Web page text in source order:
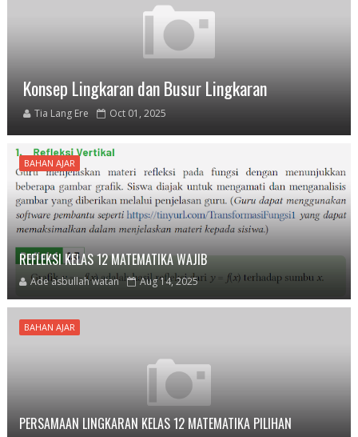
Konsep Lingkaran dan Busur Lingkaran
Tia Lang Ere Oct 01, 2025
BAHAN AJAR
REFLEKSI KELAS 12 MATEMATIKA WAJIB
Ade asbullah watan Aug 14, 2025
BAHAN AJAR
PERSAMAAN LINGKARAN KELAS 12 MATEMATIKA PILIHAN